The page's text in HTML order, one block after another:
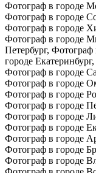
Фотограф в городе
Фотограф в городе
Фотограф в городе
Фотограф в городе
Петербург,
городе
Фотограф в городе
Фотограф в городе
Фотограф в городе
Фотограф в городе
Фотограф в городе
Фотограф в городе
Фотограф в городе
Фотограф в городе
Фотограф в городе